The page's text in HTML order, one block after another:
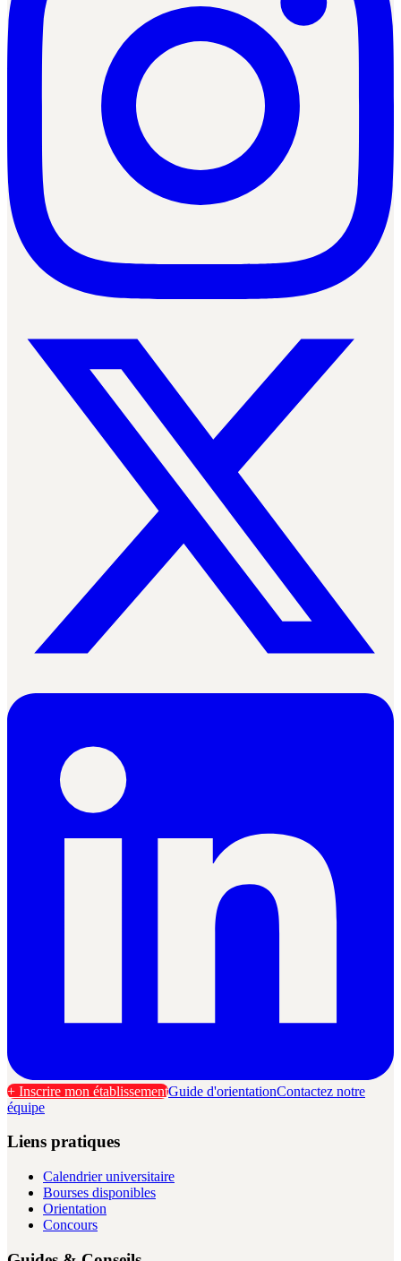
+ Inscrire mon établissementGuide d'orientationContactez notre
équipe
Liens pratiques
Calendrier universitaire
Bourses disponibles
Orientation
Concours